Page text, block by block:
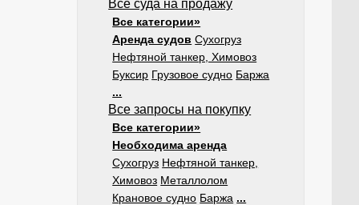
Все суда на продажу
Все категории»
Аренда судов Сухогруз
Нефтяной танкер, Химовоз
Буксир Грузовое судно Баржа
...
Все запросы на покупку
Все категории»
Необходима аренда
Сухогруз Нефтяной танкер,
Химовоз Металлолом
Крановое судно Баржа ...